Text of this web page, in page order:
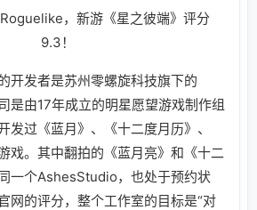
开发者是苏州零螺旋科技旗下的
是由17年成立的明星愿望游戏制作组
发过《蓝月》、《十二度月历》、
戏。其中翻拍的《蓝月亮》和《十二
一个AshesStudio，也处于预约状
网的评分，整个工作室的目标是“对